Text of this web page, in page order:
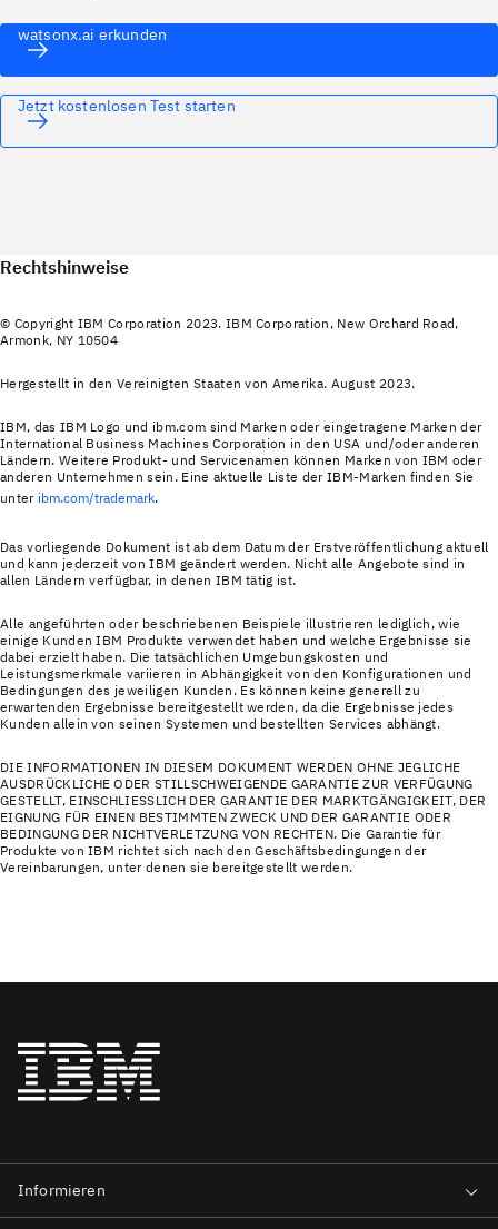
watsonx.ai erkunden
Jetzt kostenlosen Test starten
Rechtshinweise
© Copyright IBM Corporation 2023. IBM Corporation, New Orchard Road,
Armonk, NY 10504
Hergestellt in den Vereinigten Staaten von Amerika. August 2023.
IBM, das IBM Logo und ibm.com sind Marken oder eingetragene Marken der
International Business Machines Corporation in den USA und/oder anderen
Ländern. Weitere Produkt‐ und Servicenamen können Marken von IBM oder
anderen Unternehmen sein. Eine aktuelle Liste der IBM-Marken finden Sie
unter ibm.com/trademark.
Das vorliegende Dokument ist ab dem Datum der Erstveröffentlichung aktuell
und kann jederzeit von IBM geändert werden. Nicht alle Angebote sind in
allen Ländern verfügbar, in denen IBM tätig ist.
Alle angeführten oder beschriebenen Beispiele illustrieren lediglich, wie
einige Kunden IBM Produkte verwendet haben und welche Ergebnisse sie
dabei erzielt haben. Die tatsächlichen Umgebungskosten und
Leistungsmerkmale variieren in Abhängigkeit von den Konfigurationen und
Bedingungen des jeweiligen Kunden. Es können keine generell zu
erwartenden Ergebnisse bereitgestellt werden, da die Ergebnisse jedes
Kunden allein von seinen Systemen und bestellten Services abhängt.
DIE INFORMATIONEN IN DIESEM DOKUMENT WERDEN OHNE JEGLICHE
AUSDRÜCKLICHE ODER STILLSCHWEIGENDE GARANTIE ZUR VERFÜGUNG
GESTELLT, EINSCHLIESSLICH DER GARANTIE DER MARKTGÄNGIGKEIT, DER
EIGNUNG FÜR EINEN BESTIMMTEN ZWECK UND DER GARANTIE ODER
BEDINGUNG DER NICHTVERLETZUNG VON RECHTEN. Die Garantie für
Produkte von IBM richtet sich nach den Geschäftsbedingungen der
Vereinbarungen, unter denen sie bereitgestellt werden.